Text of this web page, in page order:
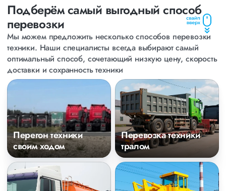
Подберём самый выгодный способ
перевозки
Мы можем предложить несколько способов перевозки
техники. Наши специалисты всегда выбираютсамый
оптимальный способ, сочетающий низкую цену, скорость
доставки и сохранность техники
Перегон техники
своим ходом
Перевозка техники
тралом